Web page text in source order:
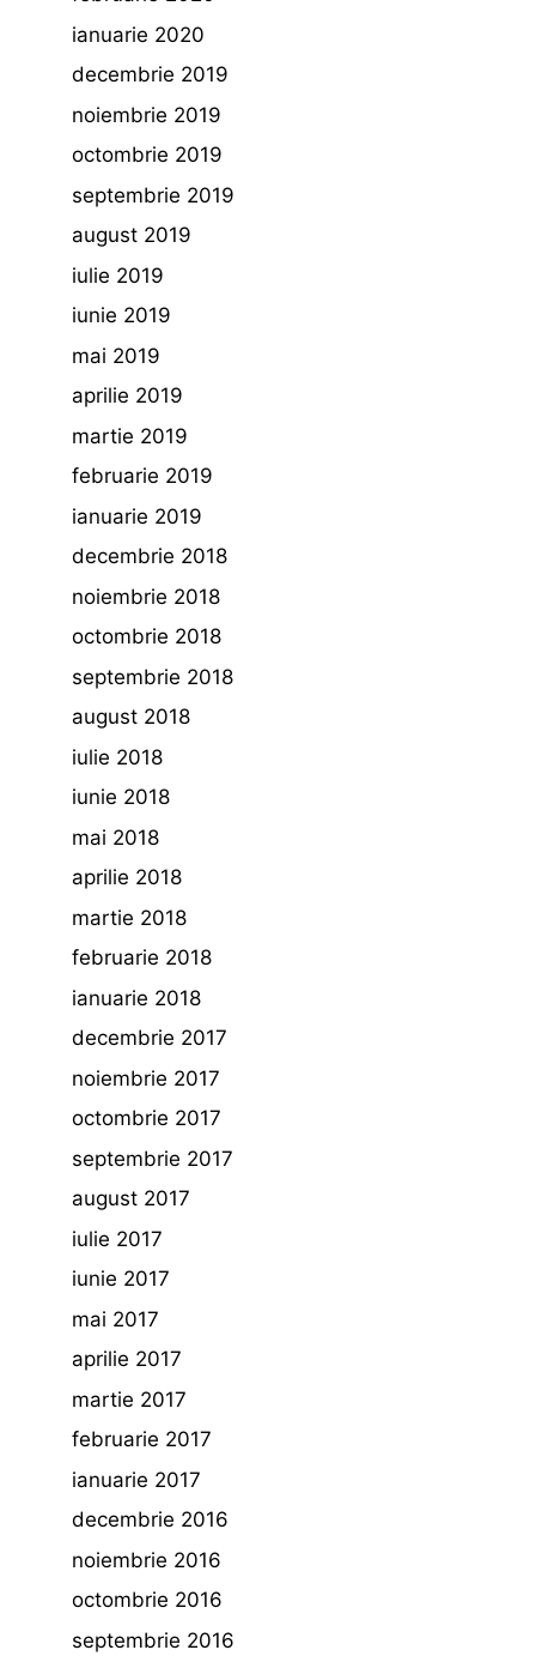
ianuarie 2020
decembrie 2019
noiembrie 2019
octombrie 2019
septembrie 2019
august 2019
iulie 2019
iunie 2019
mai 2019
aprilie 2019
martie 2019
februarie 2019
ianuarie 2019
decembrie 2018
noiembrie 2018
octombrie 2018
septembrie 2018
august 2018
iulie 2018
iunie 2018
mai 2018
aprilie 2018
martie 2018
februarie 2018
ianuarie 2018
decembrie 2017
noiembrie 2017
octombrie 2017
septembrie 2017
august 2017
iulie 2017
iunie 2017
mai 2017
aprilie 2017
martie 2017
februarie 2017
ianuarie 2017
decembrie 2016
noiembrie 2016
octombrie 2016
septembrie 2016